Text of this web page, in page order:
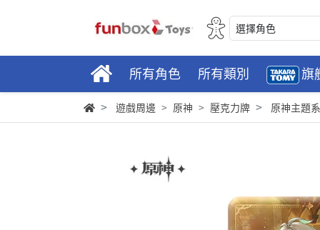
選擇角色
所有角色 所有類別 旗
遊戲周邊 原神 壓克力牌 原神主題